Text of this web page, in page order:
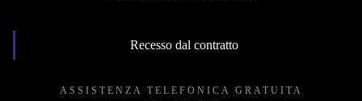
Recesso dal contratto
ASSISTENZA TELEFONICA GRATUITA